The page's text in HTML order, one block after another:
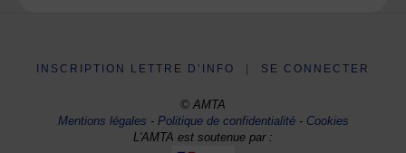
INSCRIPTION LETTRE D’INFO SE CONNECTER
© AMTA
Mentions légales -Politique de confidentialité- Cookies
L'AMTA est soutenue par :